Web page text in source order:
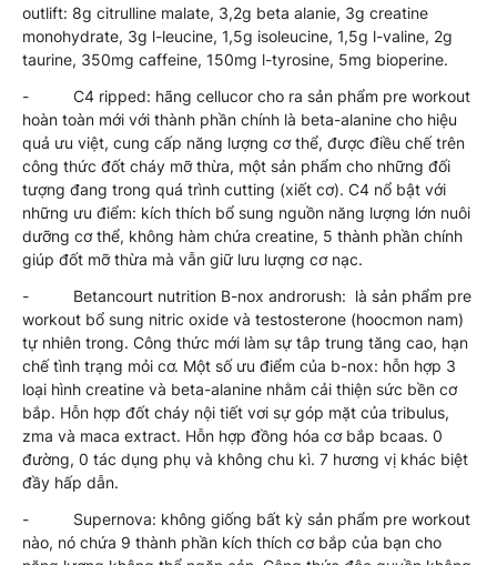
outlift: 8g citrulline malate, 3,2g beta alanie, 3g creatine
monohydrate, 3g l-leucine, 1,5g isoleucine, 1,5g l-valine, 2g
taurine, 350mg caffeine, 150mg l-tyrosine, 5mg bioperine.
- C4 ripped: hãng cellucor cho ra sản phẩm pre workout
hoàn toàn mới với thành phần chính là beta-alanine cho hiệu
quả ưu việt, cung cấp năng lượng cơ thể, được điều chế trên
công thức đốt cháy mỡ thừa, một sản phẩm cho những đối
tượng đang trong quá trình cutting (xiết cơ). C4 nổ bật với
những ưu điểm: kích thích bổ sung nguồn năng lượng lớn nuôi
dưỡng cơ thể, không hàm chứa creatine, 5 thành phần chính
giúp đốt mỡ thừa mà vẫn giữ lưu lượng cơ nạc.
- Betancourt nutrition B-nox androrush: là sản phẩm pre
workout bổ sung nitric oxide và testosterone (hoocmon nam)
tự nhiên trong. Công thức mới làm sự tâp trung tăng cao, hạn
chế tình trạng mỏi cơ. Một số ưu điểm của b-nox: hỗn hợp 3
loại hình creatine và beta-alanine nhằm cải thiện sức bền cơ
bắp. Hỗn hợp đốt cháy nội tiết vơi sự góp mặt của tribulus,
zma và maca extract. Hỗn hợp đồng hóa cơ bắp bcaas. 0
đường, 0 tác dụng phụ và không chu kì. 7 hương vị khác biệt
đầy hấp dẫn.
- Supernova: không giống bất kỳ sản phẩm pre workout
nào, nó chứa 9 thành phần kích thích cơ bắp của bạn cho